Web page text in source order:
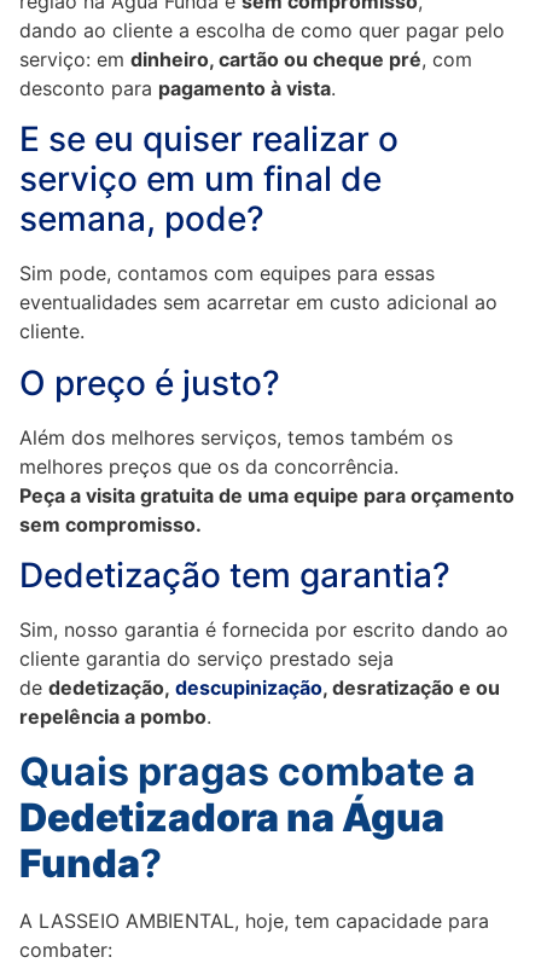
dando ao cliente a escolha de como quer pagar pelo
serviço: em dinheiro, cartão ou cheque pré, com
desconto para pagamento à vista.
E se eu quiser realizar o
serviço em um final de
semana, pode?
Sim pode, contamos com equipes para essas
eventualidades sem acarretar em custo adicional ao
cliente.
O preço é justo?
Além dos melhores serviços, temos também os
melhores preços que os da concorrência.
Peça a visita gratuita de uma equipe para orçamento
sem compromisso.
Dedetização tem garantia?
Sim, nosso garantia é fornecida por escrito dando ao
cliente garantia do serviço prestado seja
de dedetização, descupinização, desratização e ou
repelência a pombo.
Quais pragas combate a
Dedetizadora na Água
Funda?
A LASSEIO AMBIENTAL, hoje, tem capacidade para
combater: